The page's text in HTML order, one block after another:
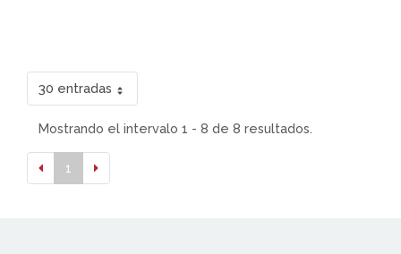
30 entradas
Mostrando el intervalo 1 - 8 de 8 resultados.
1